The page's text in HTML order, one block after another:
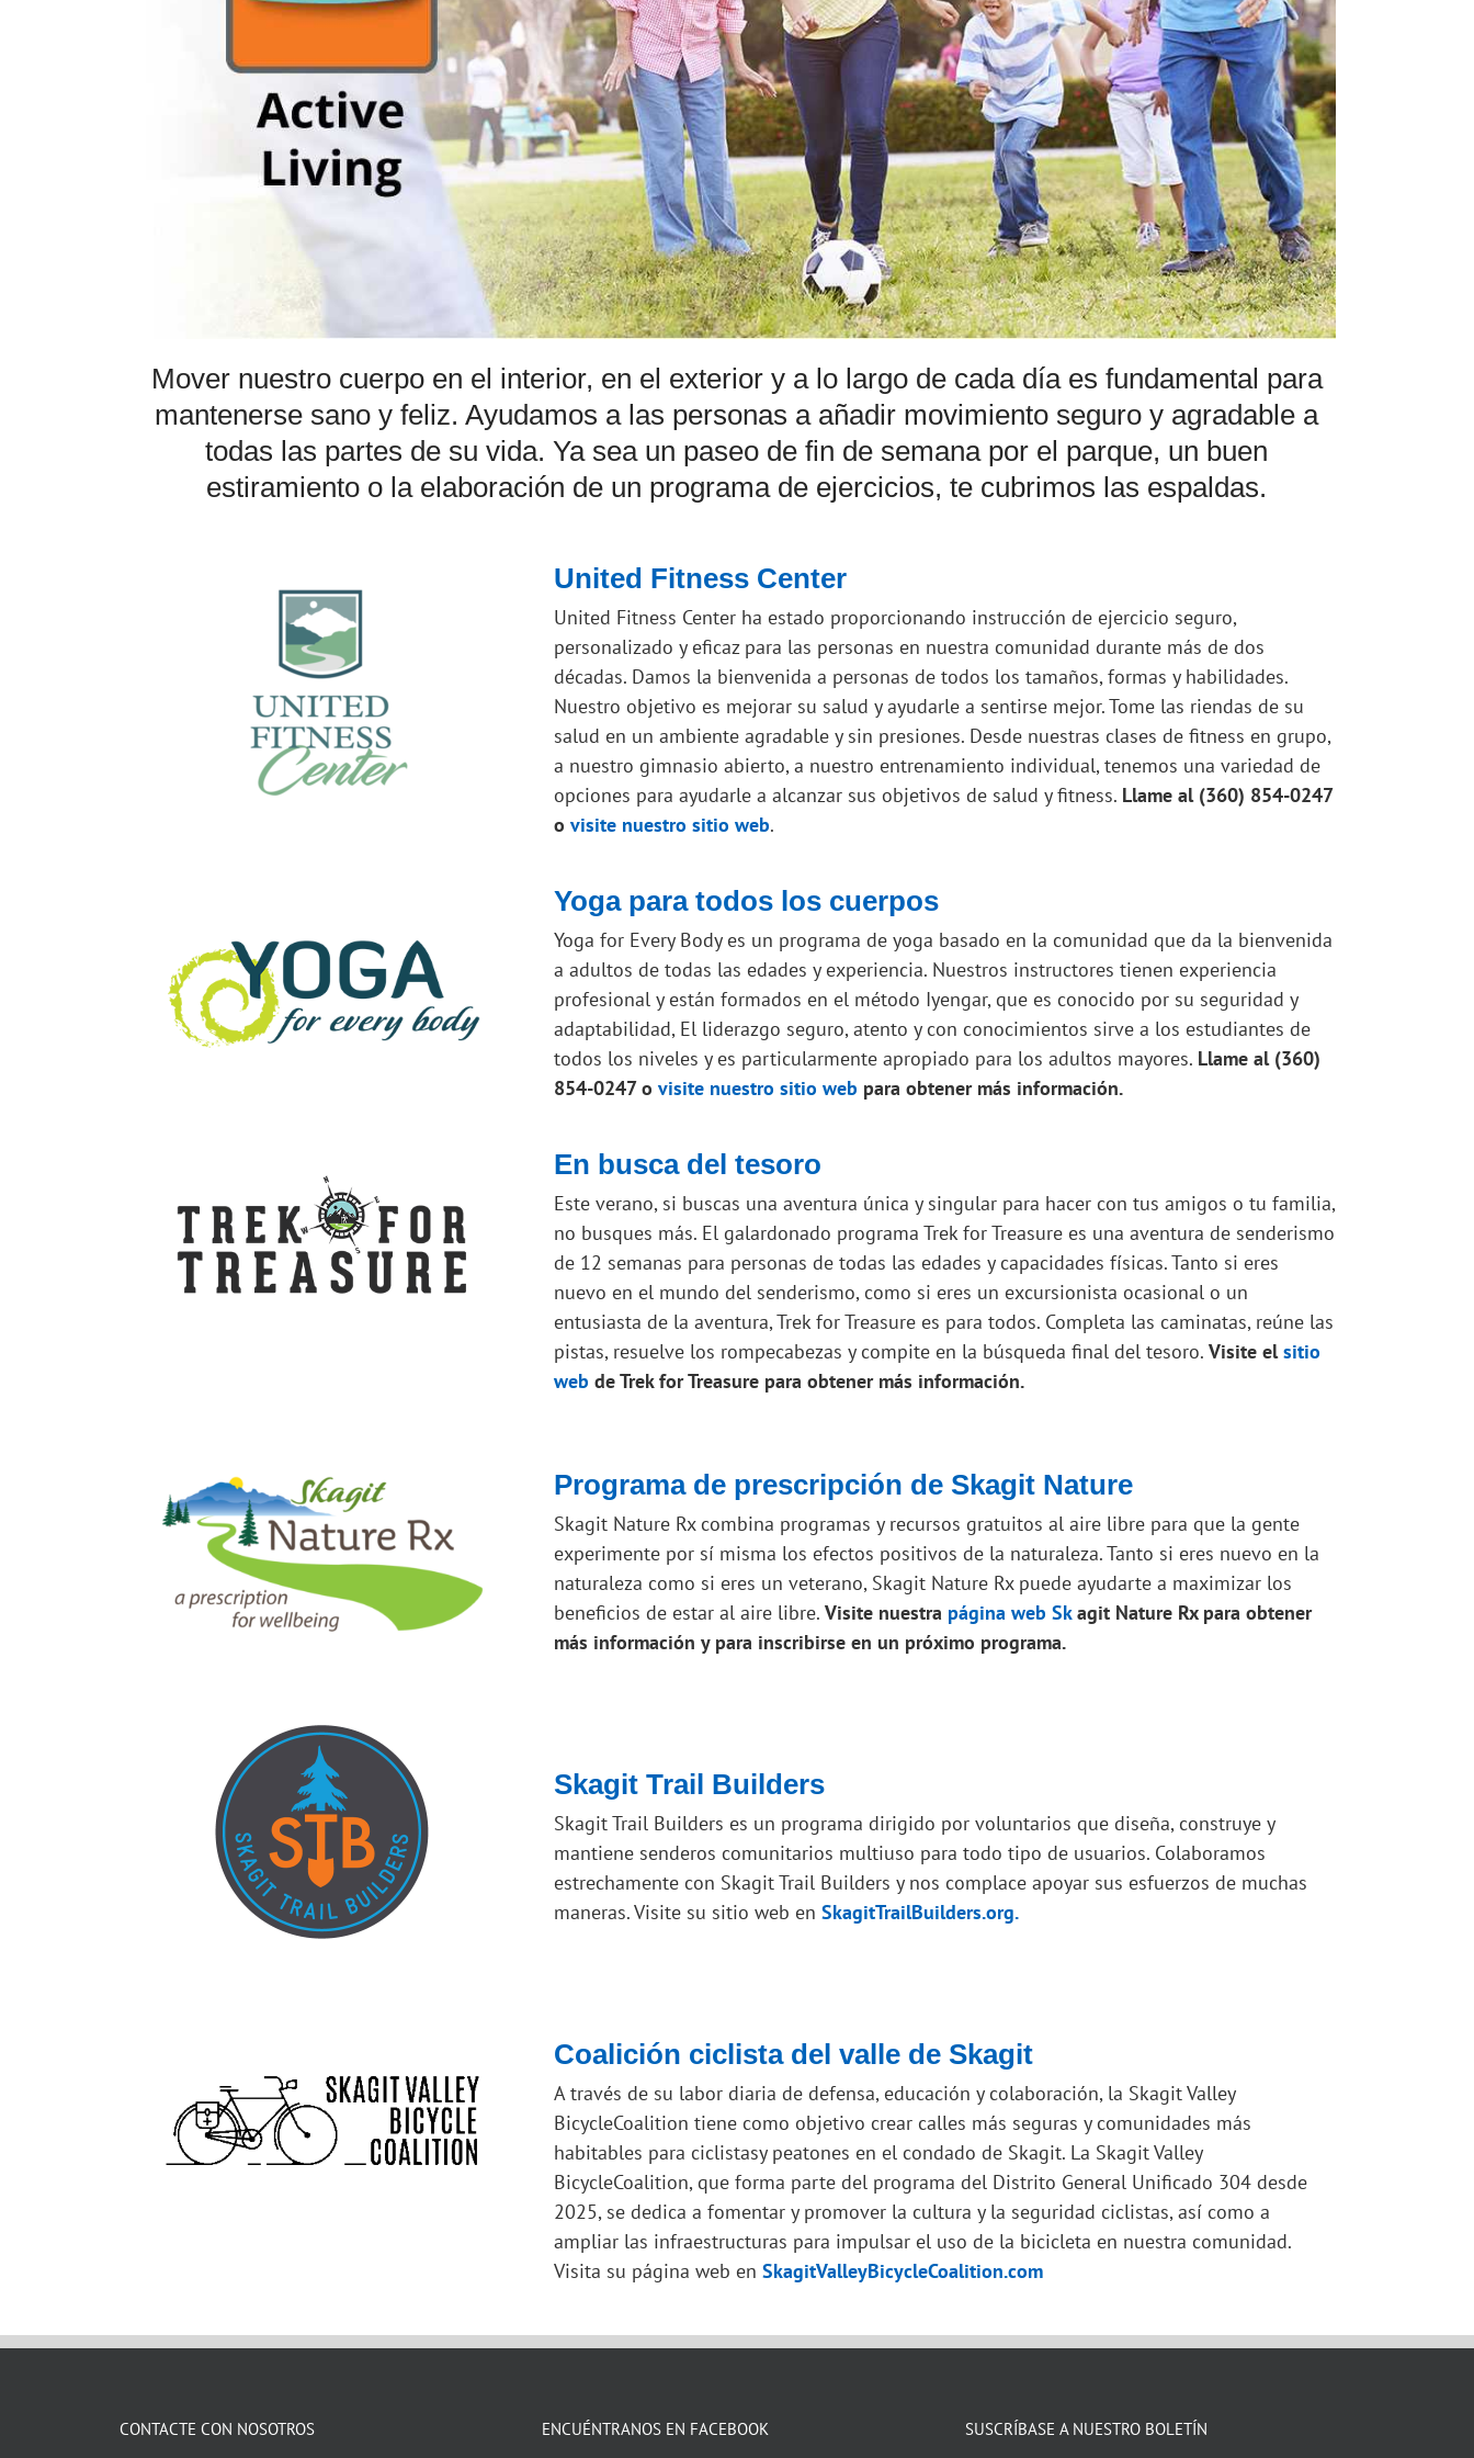
Mover nuestro cuerpo en el interior, en el exterior y a lo largo de cada día es fundamental para
mantenerse sano y feliz. Ayudamos a las personas a añadir movimiento seguro y agradable a
todas las partes de su vida. Ya sea un paseo de fin de semana por el parque, un buen
estiramiento o la elaboración de un programa de ejercicios, te cubrimos las espaldas.
United Fitness Center
United Fitness Center ha estado proporcionando instrucción de ejercicio seguro,
personalizado y eficaz para las personas en nuestra comunidad durante más de dos
décadas. Damos la bienvenida a personas de todos los tamaños, formas y habilidades.
Nuestro objetivo es mejorar su salud y ayudarle a sentirse mejor. Tome las riendas de su
salud en un ambiente agradable y sin presiones. Desde nuestras clases de fitness en grupo,
a nuestro gimnasio abierto, a nuestro entrenamiento individual, tenemos una variedad de
opciones para ayudarle a alcanzar sus objetivos de salud y fitness. Llame al (360) 854-0247
o visite nuestro sitio web.
Yoga para todos los cuerpos
Yoga for Every Body es un programa de yoga basado en la comunidad que da la bienvenida
a adultos de todas las edades y experiencia. Nuestros instructores tienen experiencia
profesional y están formados en el método Iyengar, que es conocido por su seguridad y
adaptabilidad, El liderazgo seguro, atento y con conocimientos sirve a los estudiantes de
todos los niveles y es particularmente apropiado para los adultos mayores. Llame al (360)
854-0247 o visite nuestro sitio web para obtener más información.
En busca del tesoro
Este verano, si buscas una aventura única y singular para hacer con tus amigos o tu familia,
no busques más. El galardonado programa Trek for Treasure es una aventura de senderismo
de 12 semanas para personas de todas las edades y capacidades físicas. Tanto si eres
nuevo en el mundo del senderismo, como si eres un excursionista ocasional o un
entusiasta de la aventura, Trek for Treasure es para todos. Completa las caminatas, reúne las
pistas, resuelve los rompecabezas y compite en la búsqueda final del tesoro. Visite elsitio
web de Trek for Treasure para obtener más información.
Programa de prescripción de Skagit Nature
Skagit Nature Rx combina programas y recursos gratuitos al aire libre para que la gente
experimente por sí misma los efectos positivos de la naturaleza. Tanto si eres nuevo en la
naturaleza como si eres un veterano, Skagit Nature Rx puede ayudarte a maximizar los
beneficios de estar al aire libre. Visite nuestra página web Skagit Nature Rx para obtener
más información y para inscribirse en un próximo programa.
Skagit Trail Builders
Skagit Trail Builders es un programa dirigido por voluntarios que diseña, construye y
mantiene senderos comunitarios multiuso para todo tipo de usuarios. Colaboramos
estrechamente con Skagit Trail Builders y nos complace apoyar sus esfuerzos de muchas
maneras. Visite su sitio web en SkagitTrailBuilders.org.
Coalición ciclista del valle de Skagit
A través de su labor diaria de defensa, educación y colaboración, la Skagit Valley
BicycleCoalition tiene como objetivo crear calles más seguras y comunidades más
habitables para ciclistasy peatones en el condado de Skagit. La Skagit Valley
BicycleCoalition, que forma parte del programa del Distrito General Unificado 304 desde
2025, se dedica a fomentar y promover la cultura y la seguridad ciclistas, así como a
ampliar las infraestructuras para impulsar el uso de la bicicleta en nuestra comunidad.
Visita su página web en SkagitValleyBicycleCoalition.com
CONTACTE CON NOSOTROS ENCUÉNTRANOS EN FACEBOOK SUSCRÍBASE A NUESTRO BOLETÍN